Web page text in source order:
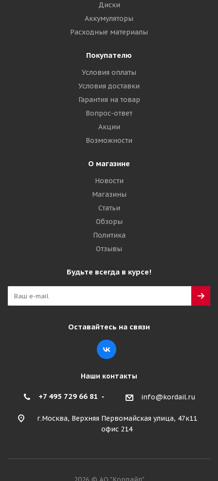
Диски
Аккумуляторы
Расходные материалы
Покупателю
Условия оплаты
Условия доставки
Гарантия на товар
Вопрос-ответ
Акции
Возможности
О магазине
Новости
Магазины
Статьи
Обзоры
Политика
Отзывы
Будьте всегда в курсе!
Оставайтесь на связи
Наши контакты
+7 495 729 66 81 info@kordail.ru
г.Москва, Верхняя Первомайская улица, 47к11
офис 214